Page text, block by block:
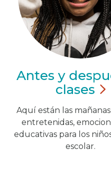
Antes y
clases
Aquí están las
entretenidas,
educativas para los
escolar.